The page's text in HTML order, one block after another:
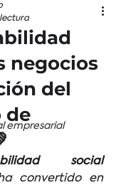
empresarial
negocios
del
de
social
convertido en